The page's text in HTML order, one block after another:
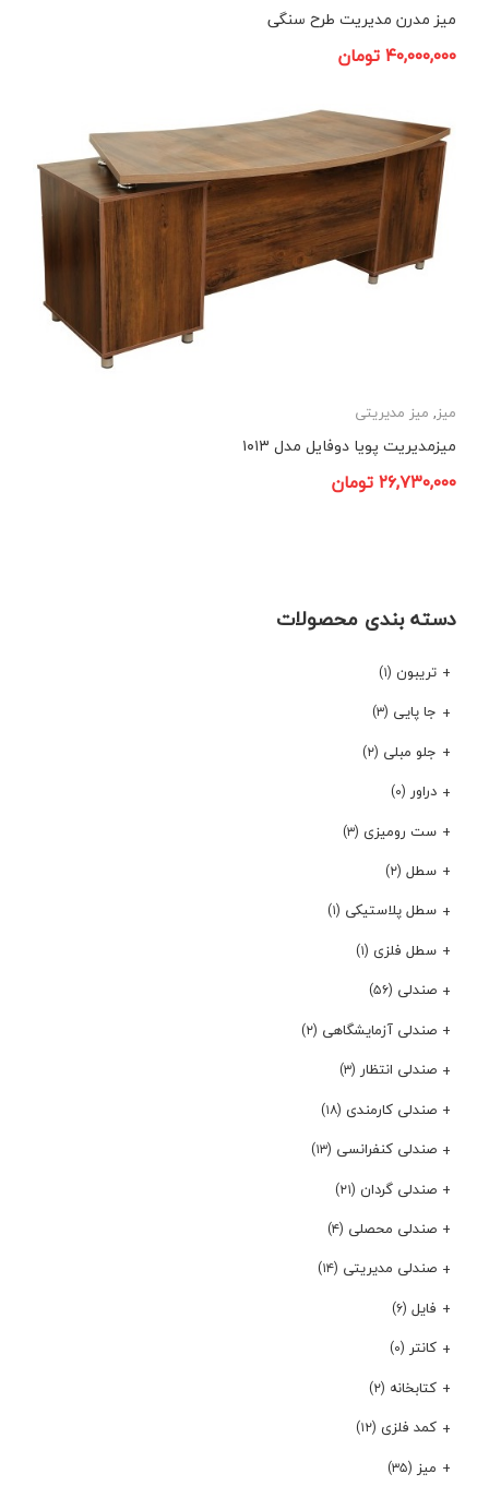
میز مدرن مدیریت طرح سنگی
۴۰,۰۰۰,۰۰۰تومان
میز, میز مدیریتی
میزمدیریت پویا دوفایل مدل ۱۰۱۳
۲۶,۷۳۰,۰۰۰تومان
دسته بندی محصولات
تریبون (۱)
جا پایی (۳)
جلو مبلی (۲)
دراور (۰)
ست رومیزی (۳)
سطل (۲)
سطل پلاستیکی (۱)
سطل فلزی (۱)
صندلی (۵۶)
صندلی آزمایشگاهی (۲)
صندلی انتظار (۳)
صندلی کارمندی (۱۸)
صندلی کنفرانسی (۱۳)
صندلی گردان (۲۱)
صندلی محصلی (۴)
صندلی مدیریتی (۱۴)
فایل (۶)
کانتر (۰)
کتابخانه (۲)
کمد فلزی (۱۲)
میز (۳۵)